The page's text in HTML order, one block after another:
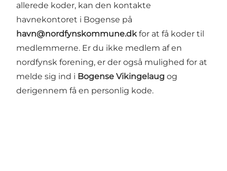
allerede koder, kan den kontakte
havnekontoret i Bogense på
havn@nordfynskommune.dkfor at få koder til
medlemmerne. Er du ikke medlem af en
nordfynsk forening, er der også mulighed for at
melde sig ind i Bogense Vikingelaug og
derigennem få en personlig kode.